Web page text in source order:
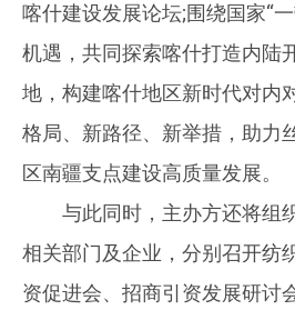
喀什建设发展论坛;围绕国家“
机遇，共同探索喀什打造内陆
地，构建喀什地区新时代对内
格局、新路径、新举措，助力
区南疆支点建设高质量发展。
与此同时，主办方还将组
相关部门及企业，分别召开纺
资促进会、招商引资发展研讨